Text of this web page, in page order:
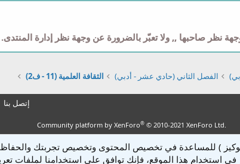
نظر صاحبها ,, ولا تعبّر بالضرورة عن وجهة نظر إدارة المنتدى.
الفصل الثاني (حادي عشر - أدبي) الثقافة العلمية (11 - ف2)
إتصل بنا
Community platform by XenForo® © 2010-2021 XenForo Ltd.
) للمساعدة في تخصيص المحتوى وتخصيص تجربتك
في استخدام هذا الموقع، فإنك توافق على استخدامنا لملفات